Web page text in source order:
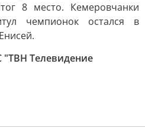
8 место. Кемеровчанки
чемпионок остался в
"ТВН Телевидение